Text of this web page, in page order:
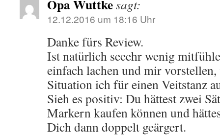
Opa Wuttkesagt:
12.12.2016 um 18:16 Uhr
Danke fürs Review.
Ist natürlich seeehr wenig
einfach lachen und mir vorstellen,
Situation ich für einen Veitstanz
Sieh es positiv: Du hättest zwei
Markern kaufen können und
Dich dann doppelt geärgert.